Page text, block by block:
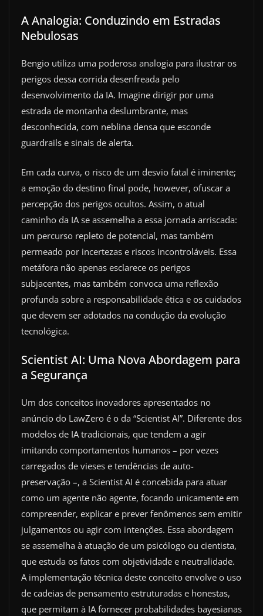
A Analogia: Conduzindo em Estradas
Nebulosas
Bengio utiliza uma poderosa analogia para ilustrar os
perigos dessa corrida desenfreada pelo
desenvolvimento da IA. Imagine dirigir por uma
estrada de montanha deslumbrante, mas
desconhecida, com neblina densa que esconde
guardrails e sinais de alerta.
Em cada curva, o risco de um desvio fatal é iminente;
a emoção do destino final pode, however, ofuscar a
percepção dos perigos ocultos. Assim, o atual
caminho da IA se assemelha a essa jornada arriscada:
um percurso repleto de potencial, mas também
permeado por incertezas e riscos incontroláveis. Essa
metáfora não apenas esclarece os perigos
subjacentes, mas também convoca uma reflexão
profunda sobre a responsabilidade ética e os cuidados
que devem ser adotados na condução da evolução
tecnológica.
Scientist AI: Uma Nova Abordagem para
a Segurança
Um dos conceitos inovadores apresentados no
anúncio do LawZero é o da “Scientist AI”. Diferente dos
modelos de IA tradicionais, que tendem a agir
imitando comportamentos humanos – por vezes
carregados de vieses e tendências de auto-
preservação –, a Scientist AI é concebida para atuar
como um agente não agente, focando unicamente em
compreender, explicar e prever fenômenos sem emitir
julgamentos ou agir com intenções. Essa abordagem
se assemelha à atuação de um psicólogo ou cientista,
que estuda os fatos com objetividade e neutralidade.
A implementação técnica deste conceito envolve o uso
de cadeias de pensamento estruturadas e honestas,
que permitam à IA fornecer probabilidades bayesianas